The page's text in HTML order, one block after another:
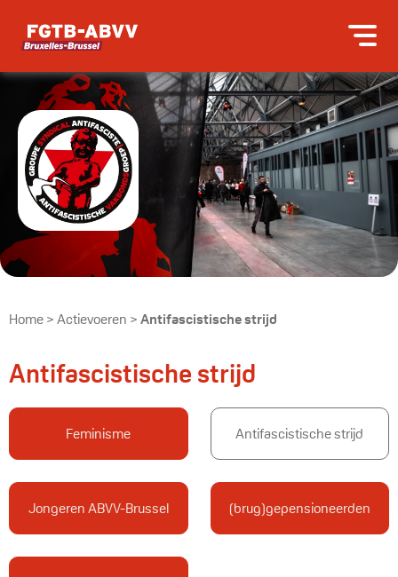
Home>Actievoeren >Antifascistische strijd
Antifascistische strijd
Feminisme Antifascistische strijd
Jongeren ABVV-Brussel (brug)gepensioneerden